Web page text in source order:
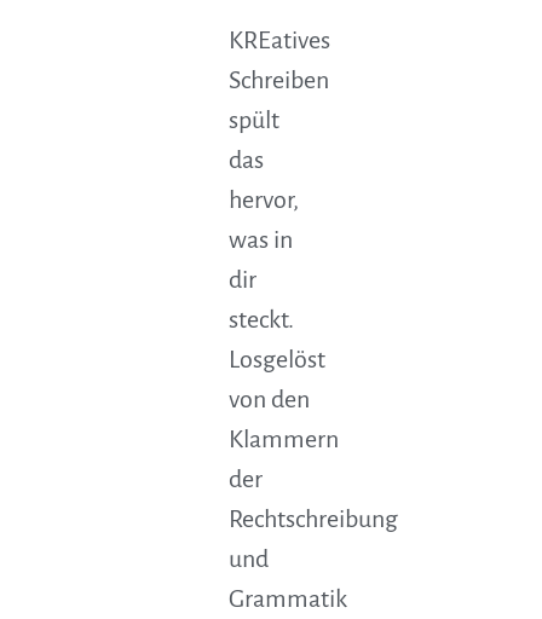
KREatives
Schreiben
spült
das
hervor,
was in
dir
steckt.
Losgelöst
von den
Klammern
der
Rechtschreibung
und
Grammatik